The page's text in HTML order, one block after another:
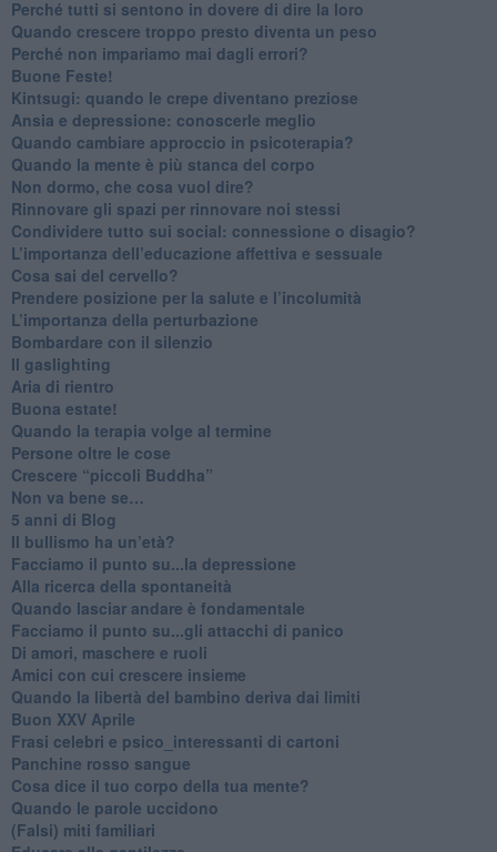
​Perché tutti si sentono in dovere di dire la loro
​Quando crescere troppo presto diventa un peso
​Perché non impariamo mai dagli errori?
​Buone Feste!
​Kintsugi: quando le crepe diventano preziose
Ansia e depressione: conoscerle meglio
Quando cambiare approccio in psicoterapia?
​Quando la mente è più stanca del corpo
Non dormo, che cosa vuol dire?
​Rinnovare gli spazi per rinnovare noi stessi
​Condividere tutto sui social: connessione o disagio?
​L’importanza dell’educazione affettiva e sessuale
​Cosa sai del cervello?
Prendere posizione per la salute e l’incolumità
L’importanza della perturbazione
​Bombardare con il silenzio
Il gaslighting
Aria di rientro
Buona estate!
​Quando la terapia volge al termine
​Persone oltre le cose
​Crescere “piccoli Buddha”
Non va bene se…
​5 anni di Blog
​Il bullismo ha un’età?
Facciamo il punto su...la depressione
​Alla ricerca della spontaneità
​Quando lasciar andare è fondamentale
Facciamo il punto su...gli attacchi di panico
Di amori, maschere e ruoli
​Amici con cui crescere insieme
​Quando la libertà del bambino deriva dai limiti
Buon XXV Aprile
​Frasi celebri e psico_interessanti di cartoni
​Panchine rosso sangue
​Cosa dice il tuo corpo della tua mente?
​Quando le parole uccidono
​(Falsi) miti familiari